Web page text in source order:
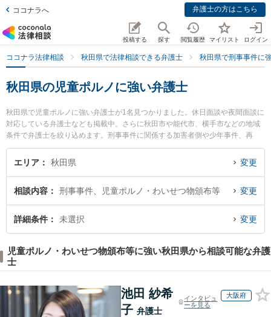
ココナラへ 弁護士の方はこちら
投稿する 探す 閲覧履歴 マイリスト ログイン
ココナラ法律相談 秋田県で法律相談できる弁護士 秋田県で刑事事件に
秋田県の児童ポルノに強い弁護士
秋田県で児童ポルノに強い弁護士が1名見つかりました。休日面談や夜間面談に
対応している弁護士なども掲載中。さらに秋田市や能代市、横手市などの地域
条件で弁護士を絞り込めます。刑事事件に関係する加害者側や少年事件、再
犯・前科あり等の細かな分野での絞り込み検索もでき便利です。特に田中法律
事務所の田中 伸顕弁護士のプロフィール情報や弁護士費用、強みなどが注目さ
士を検索したい』『初回相談無料で児童ポルノを法律相談できる秋田県内の弁
護士に相談予約したい』などでお困りの相談者さんにおすすめです。
エリア 秋田県 変更
相談内容 刑事事件、児童ポルノ・わいせつ物頒布等 変更
詳細条件 未選択 変更
児童ポルノ・わいせつ物頒布等に強い秋田県から相談可能な弁護
士
池田 紗希
子 弁護士
インタビュ
ーを見る
大阪府